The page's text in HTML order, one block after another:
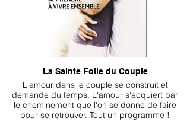
La Sainte Folie du Couple
L'amour dans le couple se construit et
demande du temps. L'amour s'acquiert par
le cheminement que l'on se donne de faire
pour se retrouver. Tout un programme !